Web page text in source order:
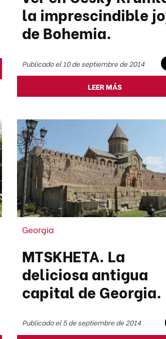
la imprescindible
de Bohemia.
Publicado el 10 de septiembre de 2014
LEER MÁS
Georgia
MTSKHETA. La
deliciosa antigua
capital de Georgia.
Publicado el 5 de septiembre de 2014